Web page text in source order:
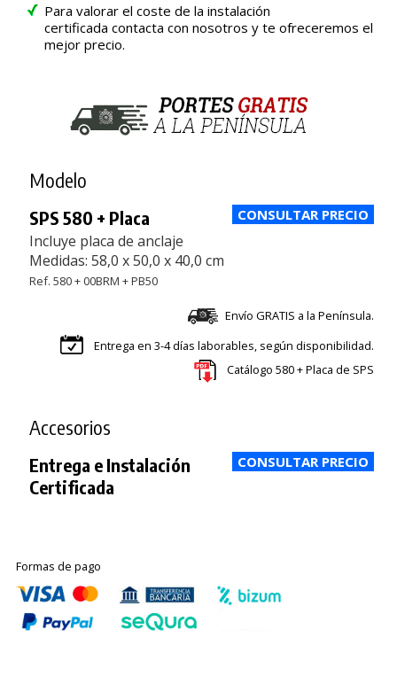
Para valorar el coste de la instalación
certificada contacta con nosotros y te ofreceremos el
mejor precio.
Modelo
SPS 580 + Placa
Incluye placa de anclaje
Medidas: 58,0 x 50,0 x 40,0 cm
Ref. 580 + 00BRM + PB50
Envío GRATIS a la Península.
Entrega en 3-4 días laborables, según disponibilidad.
Catálogo 580 + Placa de SPS
Accesorios
Entrega e Instalación
Certificada
Formas de pago